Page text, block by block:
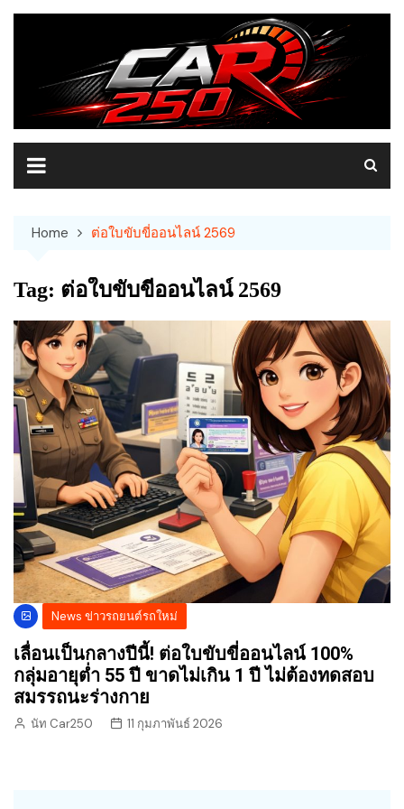
Skip
Home ต่อใบขับขี่ออนไลน์ 2569
Tag: ต่อใบขับขี่ออนไลน์ 2569
News ข่าวรถยนต์รถใหม่
เลื่อนเป็นกลางปีนี้! ต่อใบขับขี่ออนไลน์ 100%
กลุ่มอายุต่ำ 55 ปี ขาดไม่เกิน 1 ปี ไม่ต้องทดสอบ
สมรรถนะร่างกาย
นัท Car250 11 กุมภาพันธ์ 2026